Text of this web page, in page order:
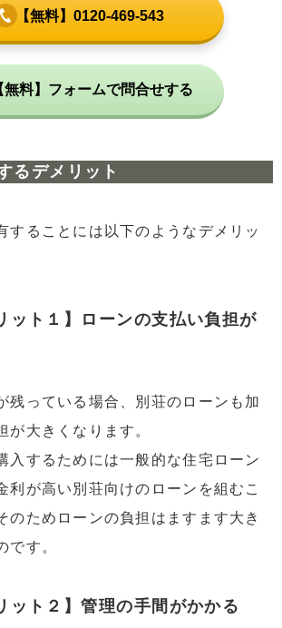
【無料】0120-469-543
無料】フォームで問合せする
るデメリット
することには以下のようなデメリッ
ット１】ローンの支払い負担が
残っている場合、別荘のローンも加
が大きくなります。
入するためには一般的な住宅ローン
利が高い別荘向けのローンを組むこ
のためローンの負担はますます大き
です。
ット２】管理の手間がかかる